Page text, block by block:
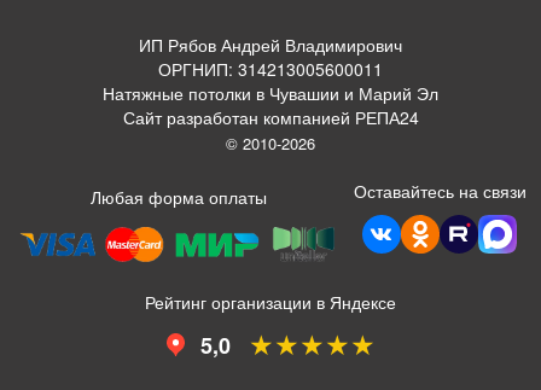
ИП Рябов Андрей Владимирович
ОРГНИП: 314213005600011
Натяжные потолки в Чувашии и Марий Эл
Сайт разработан компанией РЕПА24
© 2010-2026
Любая форма оплаты Оставайтесь на связи
Рейтинг организации в Яндексе
5,0 ★★★★★